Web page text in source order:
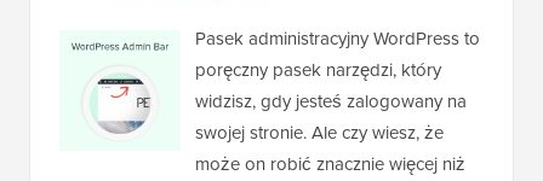
Pasek administracyjny WordPress to
poręczny pasek narzędzi, który
widzisz, gdy jesteś zalogowany na
swojej stronie. Ale czy wiesz, że
może on robić znacznie więcej niż